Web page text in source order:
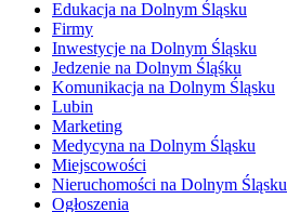
Edukacja na Dolnym Śląsku
Firmy
Inwestycje na Dolnym Śląsku
Jedzenie na Dolnym Śląśku
Komunikacja na Dolnym Śląsku
Lubin
Marketing
Medycyna na Dolnym Śląsku
Miejscowości
Nieruchomości na Dolnym Śląsku
Ogłoszenia